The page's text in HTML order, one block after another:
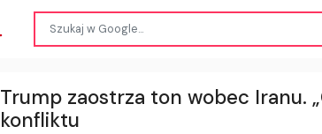
Trump zaostrza ton wobec Iranu.
konfliktu